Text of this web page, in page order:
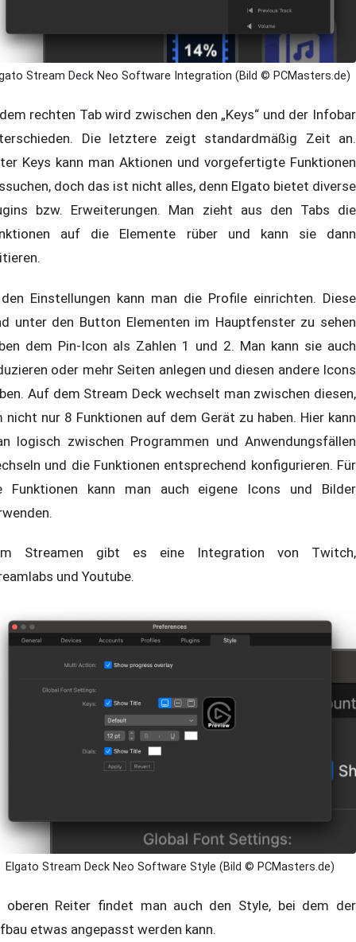
Stream Deck Neo Software Integration (Bild © PCMasters.de)
rechten Tab wird zwischen den „Keys“ und der Infobar
Die letztere zeigt standardmäßig Zeit an.
Keys kann man Aktionen und vorgefertigte Funktionen
doch das ist nicht alles, denn Elgato bietet diverse
bzw. Erweiterungen. Man zieht aus den Tabs die
auf die Elemente rüber und kann sie dann
Einstellungen kann man die Profile einrichten. Diese
unter den Button Elementen im Hauptfenster zu sehen
dem Pin-Icon als Zahlen 1 und 2. Man kann sie auch
oder mehr Seiten anlegen und diesen andere Icons
Auf dem Stream Deck wechselt man zwischen diesen,
nicht nur 8 Funktionen auf dem Gerät zu haben. Hier kann
logisch zwischen Programmen und Anwendungsfällen
und die Funktionen entsprechend konfigurieren. Für
Funktionen kann man auch eigene Icons und Bilder
Streamen gibt es eine Integration von Twitch,
und Youtube.
Elgato Stream Deck Neo Software Style (Bild © PCMasters.de)
oberen Reiter findet man auch den Style, bei dem der
etwas angepasst werden kann.